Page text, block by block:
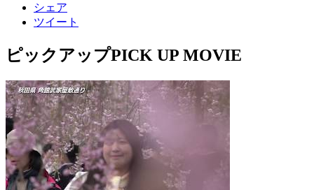
シェア
ツイート
ピックアップPICK UP MOVIE